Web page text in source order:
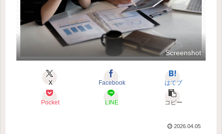
Screenshot
X Facebook はてブ
Pocket LINE コピー
2026.04.05